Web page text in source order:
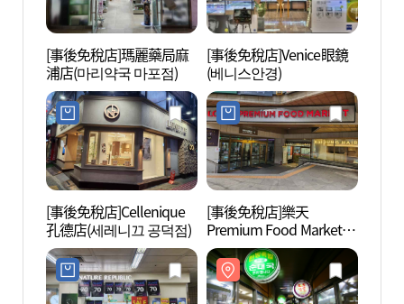
[事後免稅店]瑪麗藥局麻
浦店(마리약국 마포점)
[事後免稅店]Venice眼鏡
(베니스안경)
[事後免稅店]Cellenique
孔德店(세레니끄 공덕점)
[事後免稅店]樂天
Premium Food Market孔
德店(롯데 프리미엄 푸드
마켓 공덕점)